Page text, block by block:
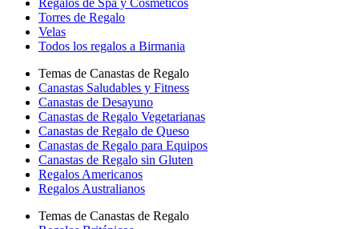
Regalos de Spa y Cosméticos
Torres de Regalo
Velas
Todos los regalos a Birmania
Temas de Canastas de Regalo
Canastas Saludables y Fitness
Canastas de Desayuno
Canastas de Regalo Vegetarianas
Canastas de Regalo de Queso
Canastas de Regalo para Equipos
Canastas de Regalo sin Gluten
Regalos Americanos
Regalos Australianos
Temas de Canastas de Regalo